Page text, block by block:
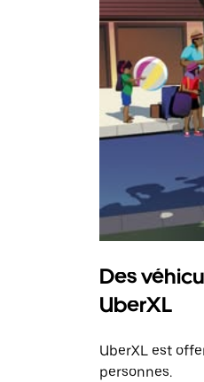
Des
UberXL
UberXL est
personnes.